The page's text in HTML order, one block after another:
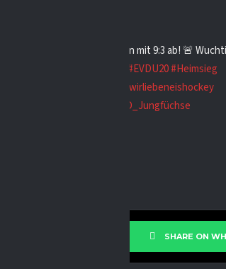
U20 zerlegen Bremerhaven mit 9:3 ab! 🚨
vom Sieg am Samstag!
#EVDU20#Heimsieg
#wirliebeneishockey
♬ Originalton – EVD_Jungfüchse
SHARE ON